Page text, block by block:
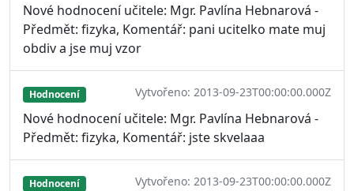
Nové hodnocení učitele: Mgr. Pavlína Hebnarová -
Předmět: fizyka, Komentář: pani ucitelko mate muj
obdiv a jse muj vzor
Hodnocení Vytvořeno: 2013-09-23T00:00:00.000Z
Nové hodnocení učitele: Mgr. Pavlína Hebnarová -
Předmět: fizyka, Komentář: jste skvelaaa
Hodnocení Vytvořeno: 2013-09-23T00:00:00.000Z